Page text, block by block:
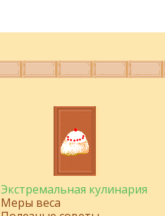
Экстремальная кулинария
Меры веса